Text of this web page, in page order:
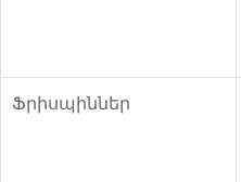
Ֆրիսպիններ